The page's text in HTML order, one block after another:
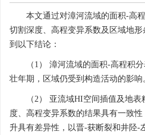
本文通过对漳河流域的面积-高
切割深度、高程变异系数及区域地
到以下结论：
（1） 漳河流域的面积-高程积
壮年期，区域仍受到构造活动的影响
（2） 亚流域HI空间插值及地
度、高程变异系数的结果具有一致
升具有差异性，以晋-获断裂和井陉-